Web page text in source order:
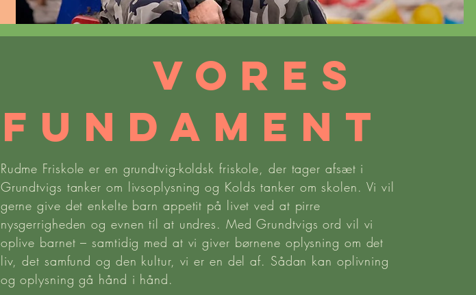
Vores
FUNDAMENT
Rudme Friskole er en grundtvig-koldsk friskole, der tager afsæt i
Grundtvigs tanker om livsoplysning og Kolds tanker om skolen. Vi vil
gerne give det enkelte barn appetit på livet ved at pirre
nysgerrigheden og evnen til at undres. Med Grundtvigs ord vil vi
oplive barnet – samtidig med at vi giver børnene oplysning om det
liv, det samfund og den kultur, vi er en del af. Sådan kan oplivning
og oplysning gå hånd i hånd.